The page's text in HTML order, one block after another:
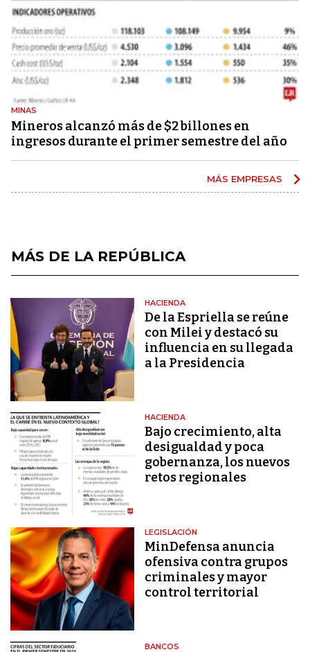
MINAS
Mineros alcanzó más de $2 billones en
ingresos durante el primer semestre del año
MÁS EMPRESAS
MÁS DE LA REPÚBLICA
HACIENDA
De la Espriella se reúne
con Milei y destacó su
influencia en su llegada
a la Presidencia
HACIENDA
Bajo crecimiento, alta
desigualdad y poca
gobernanza, los nuevos
retos regionales
LEGISLACIÓN
MinDefensa anuncia
ofensiva contra grupos
criminales y mayor
control territorial
BANCOS